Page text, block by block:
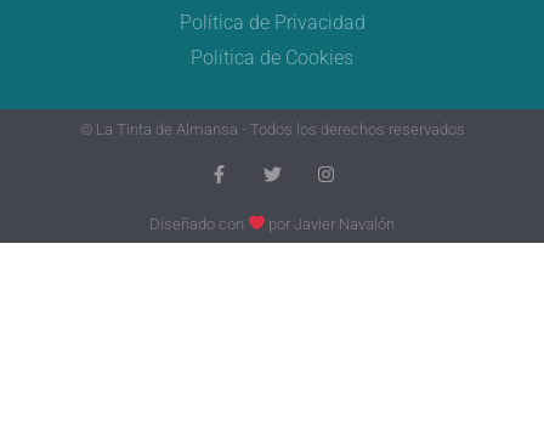
Política de Privacidad
Política de Cookies
© La Tinta de Almansa - Todos los derechos reservados
Diseñado con porJavier Navalón